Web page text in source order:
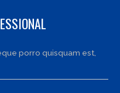
porro quisquam est,